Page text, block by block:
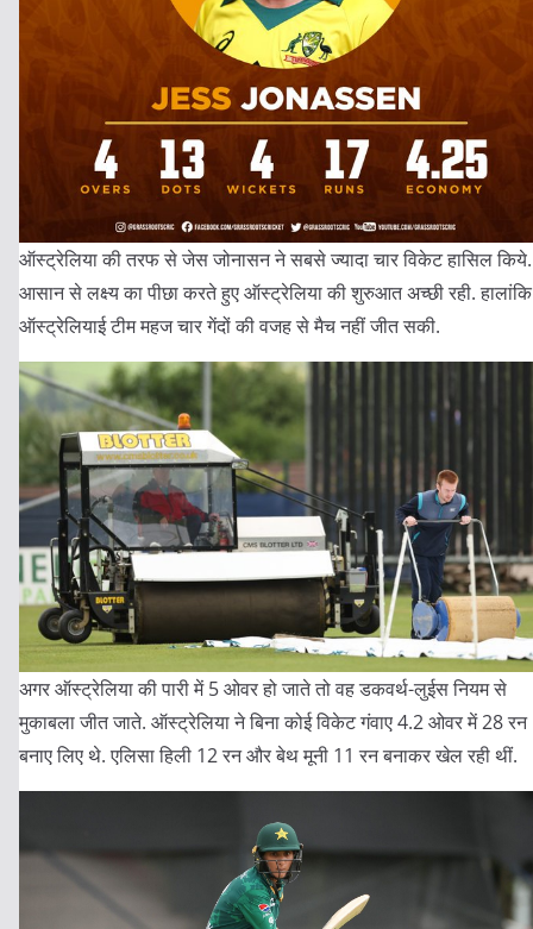
ऑस्ट्रेलिया की तरफ से जेस जोनासन ने सबसे ज्यादा चार विकेट हासिल किये.
आसान से लक्ष्य का पीछा करते हुए ऑस्ट्रेलिया की शुरुआत अच्छी रही. हालांकि
ऑस्ट्रेलियाई टीम महज चार गेंदों की वजह से मैच नहीं जीत सकी.
अगर ऑस्ट्रेलिया की पारी में 5 ओवर हो जाते तो वह डकवर्थ-लुईस नियम से
मुकाबला जीत जाते. ऑस्ट्रेलिया ने बिना कोई विकेट गंवाए 4.2 ओवर में 28 रन
बनाए लिए थे. एलिसा हिली 12 रन और बेथ मूनी 11 रन बनाकर खेल रही थीं.